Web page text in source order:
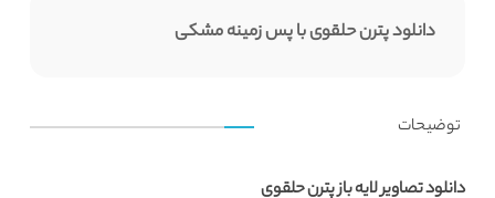
دانلود پترن حلقوی با پس زمینه مشکی
توضیحات
دانلود تصاویر لایه باز پترن حلقوی